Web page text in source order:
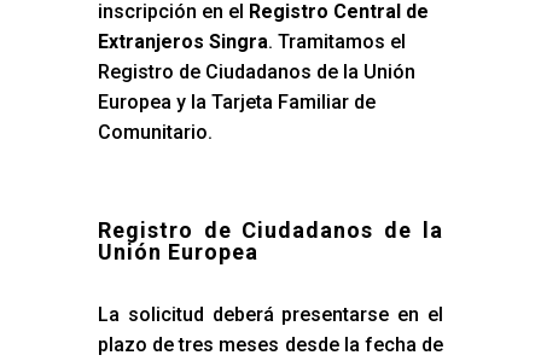
inscripción en el Registro Central de
Extranjeros Singra. Tramitamos el
Registro de Ciudadanos de la Unión
Europea y la Tarjeta Familiar de
Comunitario.
Registro de Ciudadanos de la
Unión Europea
La solicitud deberá presentarse en el
plazo de tres meses desde la fecha de